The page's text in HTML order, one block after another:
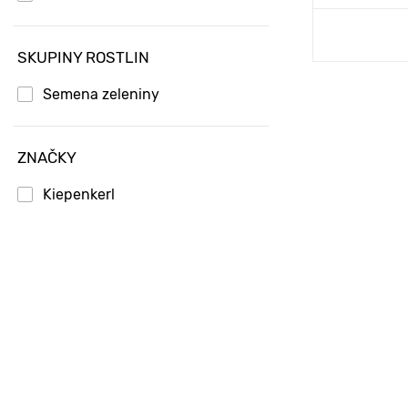
SKUPINY ROSTLIN
Semena zeleniny
ZNAČKY
Kiepenkerl